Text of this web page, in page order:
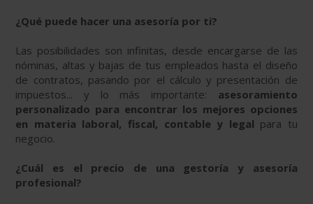
¿Qué puede hacer una asesoría por ti?
Las posibilidades son infinitas, desde encargarse de las
nóminas, altas y bajas de tus empleados hasta el diseño
de contratos, pasando por el cálculo y presentación de
impuestos... y lo más importante: asesoramiento
personalizado para encontrar los mejores opciones
en materia laboral, fiscal, contable y legal para tu
negocio.
¿Cuál es el precio de una gestoría y asesoría
profesional?